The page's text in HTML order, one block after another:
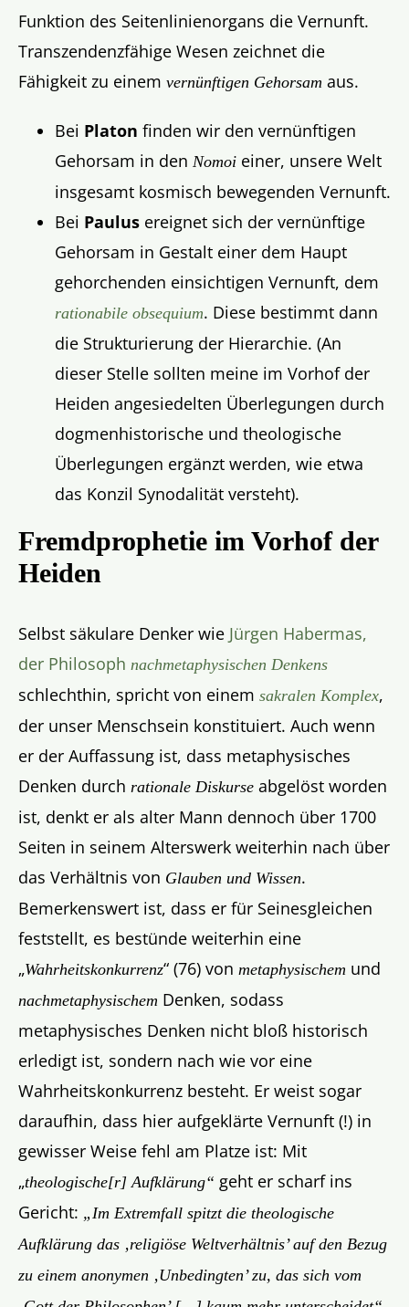
Funktion des Seitenlinienorgans die Vernunft.
Transzendenzfähige Wesen zeichnet die
Fähigkeit zu einem vernünftigen Gehorsam aus.
Bei Platon finden wir den vernünftigen
Gehorsam in den Nomoi einer, unsere Welt
insgesamt kosmisch bewegenden Vernunft.
Bei Paulus ereignet sich der vernünftige
Gehorsam in Gestalt einer dem Haupt
gehorchenden einsichtigen Vernunft, dem
rationabile obsequium. Diese bestimmt dann
die Strukturierung der Hierarchie. (An
dieser Stelle sollten meine im Vorhof der
Heiden angesiedelten Überlegungen durch
dogmenhistorische und theologische
Überlegungen ergänzt werden, wie etwa
das Konzil Synodalität versteht).
Fremdprophetie im Vorhof der
Heiden
Selbst säkulare Denker wie Jürgen Habermas,
der Philosoph nachmetaphysischen Denkens
schlechthin, spricht von einem sakralen Komplex,
der unser Menschsein konstituiert. Auch wenn
er der Auffassung ist, dass metaphysisches
Denken durch rationale Diskurse abgelöst worden
ist, denkt er als alter Mann dennoch über 1700
Seiten in seinem Alterswerk weiterhin nach über
das Verhältnis von Glauben und Wissen.
Bemerkenswert ist, dass er für Seinesgleichen
feststellt, es bestünde weiterhin eine
„Wahrheitskonkurrenz“ (76) von metaphysischem und
nachmetaphysischem Denken, sodass
metaphysisches Denken nicht bloß historisch
erledigt ist, sondern nach wie vor eine
Wahrheitskonkurrenz besteht. Er weist sogar
daraufhin, dass hier aufgeklärte Vernunft (!) in
gewisser Weise fehl am Platze ist: Mit
„theologische[r] Aufklärung“ geht er scharf ins
Gericht: „Im Extremfall spitzt die theologische
Aufklärung das ‚religiöse Weltverhältnis’ auf den Bezug
zu einem anonymen ‚Unbedingten’ zu, das sich vom